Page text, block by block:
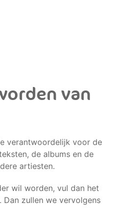
van
verantwoordelijk voor de
de albums en de
artiesten.
wil worden, vul dan het
zullen we vervolgens